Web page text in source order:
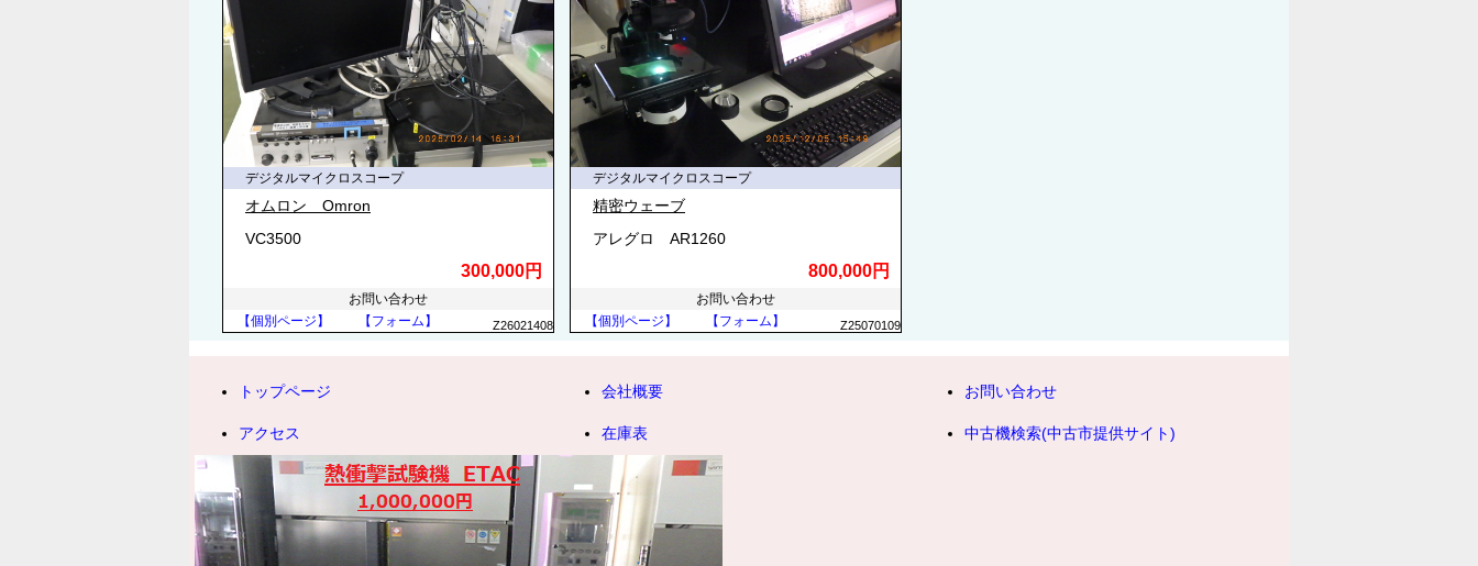
デジタルマイクロスコープ
オムロン Omron
VC3500
300,000円
お問い合わせ
【個別ページ】
【フォーム】 Z26021408
デジタルマイクロスコープ
精密ウェーブ
アレグロ AR1260
800,000円
お問い合わせ
【個別ページ】
【フォーム】 Z25070109
トップページ 会社概要 お問い合わせ
アクセス 在庫表 中古機検索(中古市提供サイト)